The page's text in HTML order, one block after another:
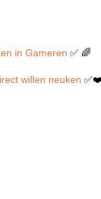
in Gameren ✅ 🌈
willen neuken✅❤️